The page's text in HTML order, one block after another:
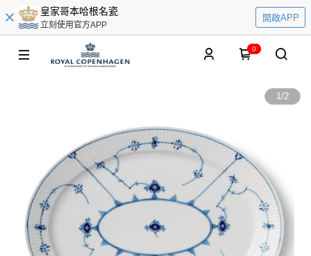
皇家哥本哈根名瓷
立刻使用官方APP
開啟APP
0
1/2